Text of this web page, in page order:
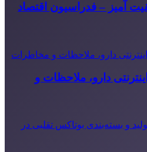
آمیز – فدراسیون اقتصاد
دارو، ملاحظات و